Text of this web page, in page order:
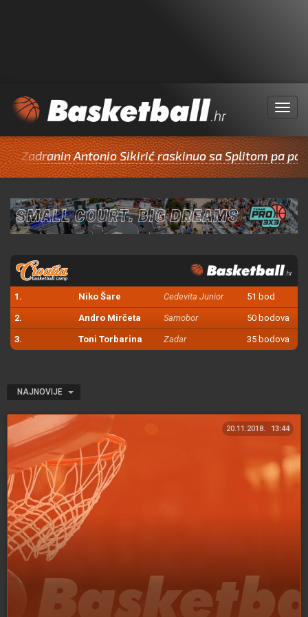
Menu
Antonio Sikirić raskinuo sa Splitom pa potpisao
1. Niko Šare Cedevita Junior 51 bod
2. Andro Mirčeta Samobor 50 bodova
3. Toni Torbarina Zadar 35 bodova
NAJNOVIJE
20.11.2018. 13:44